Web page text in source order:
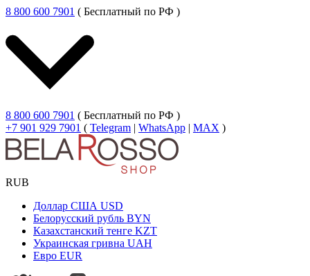
8 800 600 7901 ( Бесплатный по РФ )
8 800 600 7901 ( Бесплатный по РФ )
+7 901 929 7901 ( Telegram | WhatsApp | MAX )
RUB
Доллар США USD
Белорусский рубль BYN
Казахстанский тенге KZT
Украинская гривна UAH
Евро EUR